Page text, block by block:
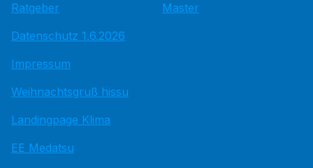
Ratgeber
Datenschutz 1.6.2026
Impressum
Weihnachtsgruß hissu
Landingpage Klima
EE Medatsu
Master